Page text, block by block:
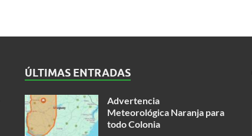
ÚLTIMAS ENTRADAS
Advertencia
Meteorológica Naranja para
todo Colonia